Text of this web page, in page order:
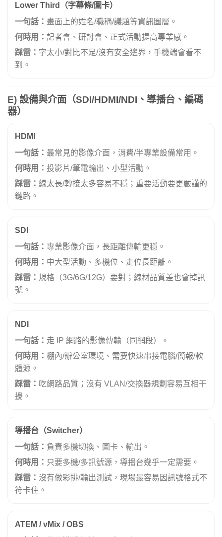
Lower Third（字幕條/圖卡）
一句話： 畫面上的姓名/職稱/議題等資訊圖層。
何時用： 記者會、研討會、正式活動提高專業感。
踩雷： 字太小/對比不足/沒有安全邊界，手機端會看不
到。
E) 設備與介面（SDI/HDMI/NDI、導播台、編碼
器）
HDMI
一句話： 最常見的影像介面，消費/半專業設備常用。
何時用： 投影片/筆電輸出、小型活動。
踩雷： 線太長/轉接太多容易不穩；重要活動要更嚴謹的
鏈路。
SDI
一句話： 專業影像介面，長距離傳輸更穩。
何時用： 中大型活動、多機位、走位長距離。
踩雷： 規格（3G/6G/12G）要對；線材品質差也會掉訊
號。
NDI
一句話： 走 IP 網路的影像傳輸（同網段）。
何時用： 棚內/辦公室環境、需要快速串接電腦/簡報/軟
體源。
踩雷： 吃網路品質；沒有 VLAN/交換器規劃容易互相干
擾。
導播台（Switcher）
一句話： 負責多機切換、圖卡、輸出。
何時用： 只要多機/多訊號源，導播台幾乎一定需要。
踩雷： 沒有做彩排/輸出測試，現場最容易因訊號格式不
符卡住。
ATEM / vMix / OBS